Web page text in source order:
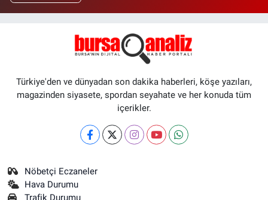
Türkiye'den ve dünyadan son dakika haberleri, köşe yazıları,
magazinden siyasete, spordan seyahate ve her konuda tüm
içerikler.
Nöbetçi Eczaneler
Hava Durumu
Trafik Durumu